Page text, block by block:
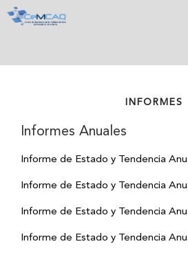
INFORMES
Informes Anuales
Informe de Estado y Tendencia
Informe de Estado y Tendencia
Informe de Estado y Tendencia
Informe de Estado y Tendencia